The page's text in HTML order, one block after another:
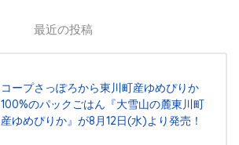
最近の投稿
コープさっぽろから東川町産ゆめぴりか
100%のパックごはん『⼤雪⼭の麓東川町
産ゆめぴりか』が8⽉12⽇(⽔)より発売！